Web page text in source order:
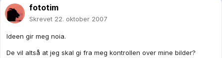
fototim
Skrevet 22. oktober 2007
Ideen gir meg noia.
De vil altså at jeg skal gi fra meg kontrollen over mine bilder?